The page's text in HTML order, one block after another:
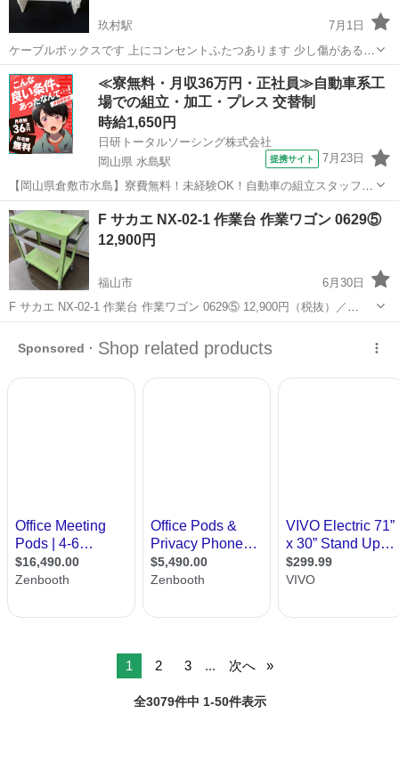
玖村駅
7月1日
ケーブルボックスです 上にコンセントふたつあります 少し傷があるか
もしれません
広島 広島市 玖村駅 オフィス用家具 コンセント
≪寮無料・月収36万円・正社員≫自動車系工
場での組立・加工・プレス 交替制
時給1,650円
日研トータルソーシング株式会社
岡山県 水島駅
提携サイト 7月23日
【岡山県倉敷市水島】寮費無料！未経験OK！自動車の組立スタッフ
《お仕事No.NS0089》 お仕事について 車の組立作業です。専用レール
に乗って流れてくる車の骨組みに、車内外の各部品・ハンドル・足回
り・ドア・シートなどの各...
岡山 倉敷市 水島駅
F サカエ NX-02-1 作業台 作業ワゴン 0629⑤
12,900円
福山市
6月30日
F サカエ NX-02-1 作業台 作業ワゴン 0629⑤ 12,900円（税抜）／
14,190円（税込） ◆商品は全て【税抜き表示】となります。 決済時
に、商品代金（出品価格）に消費税分を加算する形となります。 ◆
1 2 3 ... 次へ
全3079件中 1-50件表示